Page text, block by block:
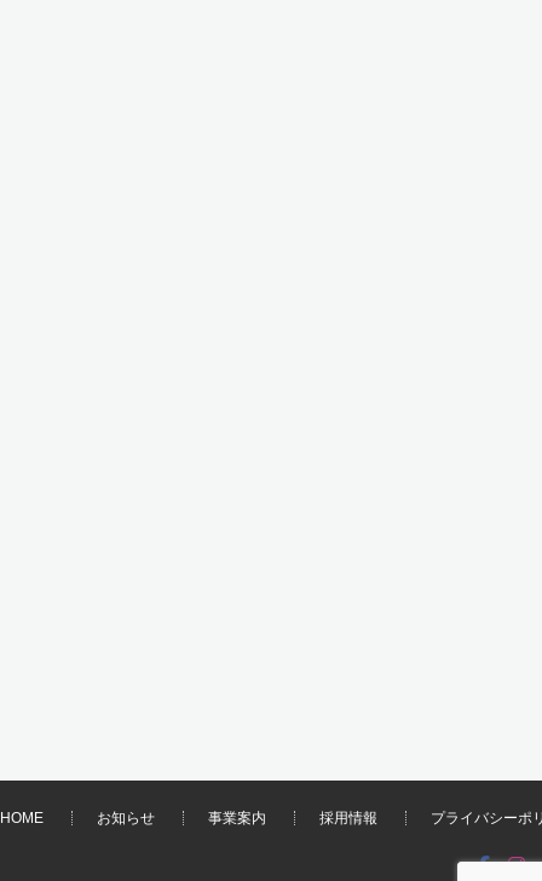
HOME お知らせ 事業案内 採用情報 プライバシーポ